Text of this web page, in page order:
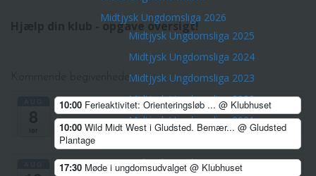
Midtjysk Ungdomsliga 2026
Midtjysk Ungdomsliga 2025
Midtjysk Ungdomsliga 2024
Midtjysk Ungdomsliga 2023
Midtjysk Ungdomsliga 2022
Midtjysk Ungdomsliga 2021
Midtjysk Ungdoms Liga 2019
Hjælp din klub - opgave oversigt!
Kommende begivenheder
10:00 Ferieaktivitet: Orienteringsløb ... @ Klubhuset
10:00 Wild Midt West i Gludsted. Bemær... @ Gludsted
Plantage
17:30 Møde i ungdomsudvalget @ Klubhuset